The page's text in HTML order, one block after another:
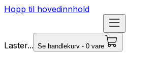
Hopp til hovedinnhold
Laster... Se handlekurv - 0 vare